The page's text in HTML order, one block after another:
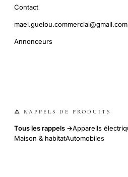
Contact
mael.guelou.commercial@gmail.com
Annonceurs
⚠️ RAPPELS DE PRODUITS
Tous les rappels →Appareils
Maison & habitatAutomobiles